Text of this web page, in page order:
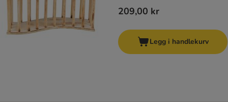
209,00 kr
Legg i handlekurv